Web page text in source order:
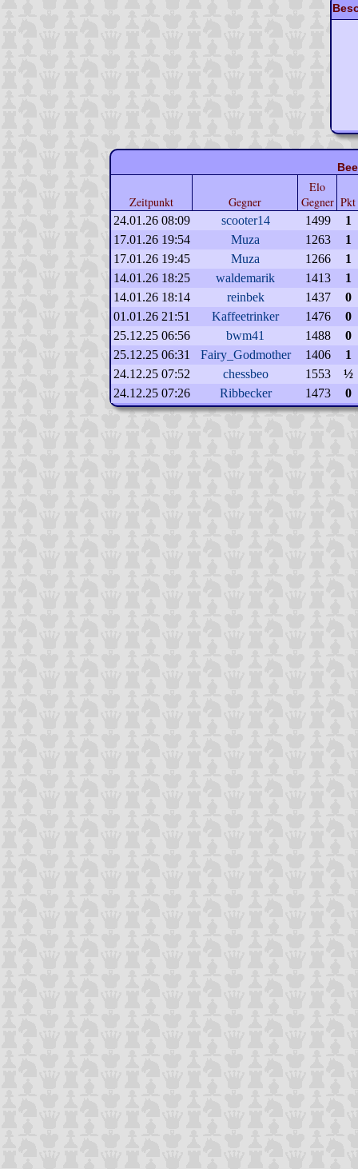
Zeitpunkt Gegner
Elo
Gegner Pkt
24.01.26 08:09 scooter14 1499
1
17.01.26 19:54
Muza 1263
1
17.01.26 19:45
Muza 1266
1
14.01.26 18:25
waldemarik 1413
1
14.01.26 18:14
reinbek 1437
0
01.01.26 21:51
Kaffeetrinker 1476
0
25.12.25 06:56
bwm41 1488
0
25.12.25 06:31
Fairy_Godmother 1406
1
24.12.25 07:52
chessbeo 1553
½
24.12.25 07:26
Ribbecker 1473 0